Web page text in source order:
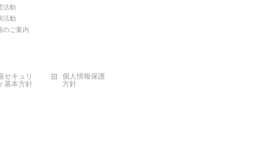
活動
活動
のご案内
セキュリ
基本方針
個人情報保護
方針